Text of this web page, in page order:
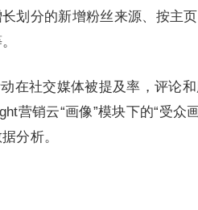
划分的新增粉丝来源、按主
在社交媒体被提及率，评论
营销云“画像”模块下的“受众
分析。